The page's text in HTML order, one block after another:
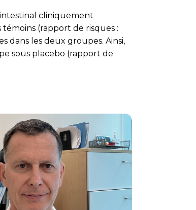
cliniquement
(rapport de risques :
dans les deux groupes. Ainsi,
sous placebo (rapport de